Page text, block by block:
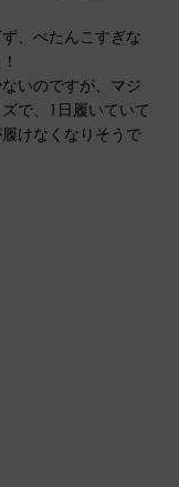
、ぺたんこすぎな
いのですが、マジ
で、1日履いていて
けなくなりそうで